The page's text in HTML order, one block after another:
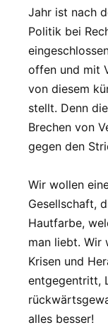
Jahr ist nach
Politik bei
offen und mit
von diesem
stellt. Denn
Brechen von
gegen den
Wir wollen
Gesellschaft,
Hautfarbe,
man liebt. Wir
Krisen und
entgegentritt,
alles besser!